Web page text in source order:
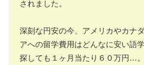
されました。
深刻な円安の今、アメリカやカナ
アへの留学費用はどんなに安い語
探しても１ヶ月当たり６０万円…